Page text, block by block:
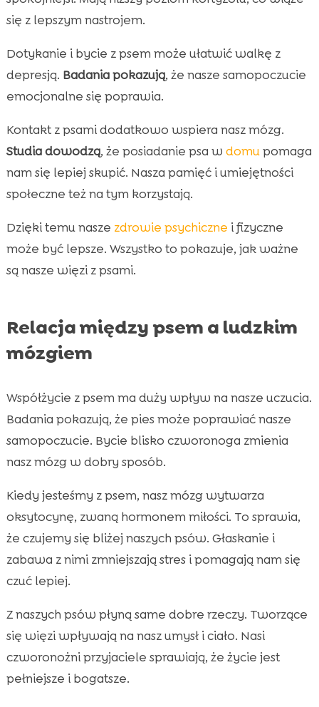
się z lepszym nastrojem.
Dotykanie i bycie z psem może ułatwić walkę z
depresją. Badania pokazują, że nasze samopoczucie
emocjonalne się poprawia.
Kontakt z psami dodatkowo wspiera nasz mózg.
Studia dowodzą, że posiadanie psa w domupomaga
nam się lepiej skupić. Nasza pamięć i umiejętności
społeczne też na tym korzystają.
Dzięki temu nasze zdrowie psychiczne i fizyczne
może być lepsze. Wszystko to pokazuje, jak ważne
są nasze więzi z psami.
Relacja między psem a ludzkim
mózgiem
Współżycie z psem ma duży wpływ na nasze uczucia.
Badania pokazują, że pies może poprawiać nasze
samopoczucie. Bycie blisko czworonoga zmienia
nasz mózg w dobry sposób.
Kiedy jesteśmy z psem, nasz mózg wytwarza
oksytocynę, zwaną hormonem miłości. To sprawia,
że czujemy się bliżej naszych psów. Głaskanie i
zabawa z nimi zmniejszają stres i pomagają nam się
czuć lepiej.
Z naszych psów płyną same dobre rzeczy. Tworzące
się więzi wpływają na nasz umysł i ciało. Nasi
czworonożni przyjaciele sprawiają, że życie jest
pełniejsze i bogatsze.